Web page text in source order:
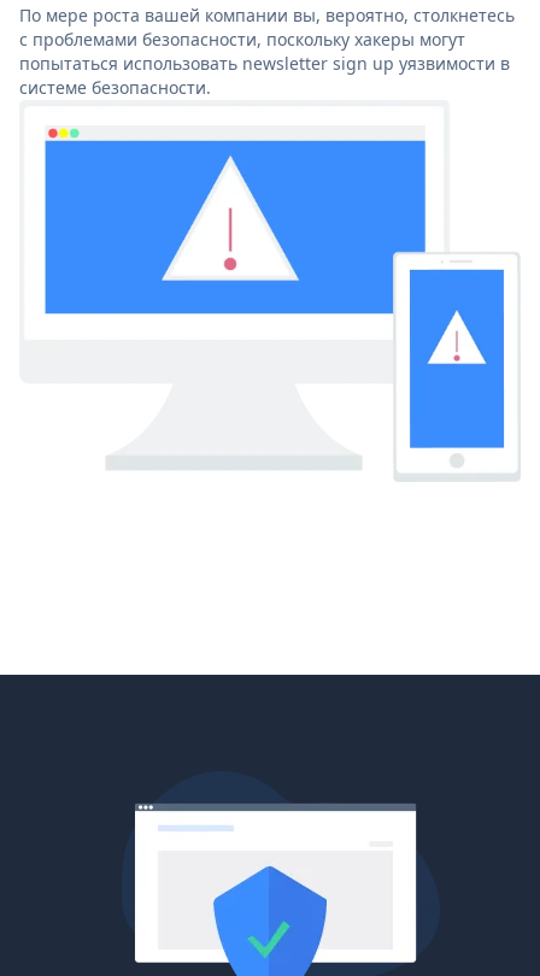
По мере роста вашей компании вы, вероятно, столкнетесь
с проблемами безопасности, поскольку хакеры могут
попытаться использовать newsletter sign up уязвимости в
системе безопасности.